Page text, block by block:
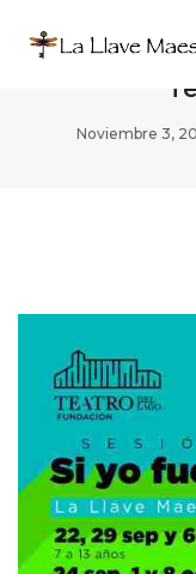
ZONA
Noviembre 3,